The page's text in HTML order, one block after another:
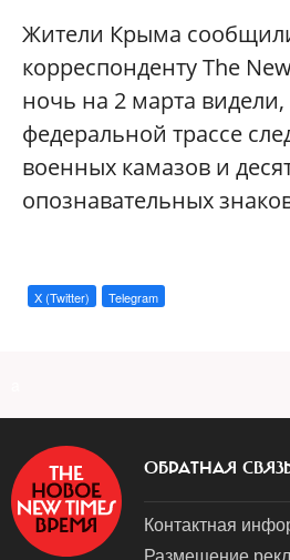
Жители Крыма
корреспонденту The
ночь на 2 марта видели,
федеральной трассе
военных камазов и
опознавательных
X (Twitter) Telegram
ОБРАТНАЯ
Контактная